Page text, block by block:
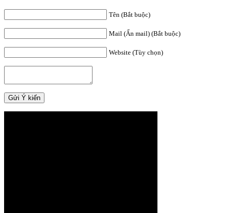
Tên (Bắt buộc)
Mail (Ẩn mail) (Bắt buộc)
Website (Tùy chọn)